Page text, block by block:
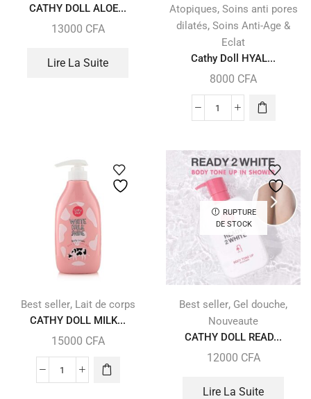
CATHY DOLL ALOE...
13000 CFA
Lire La Suite
Atopiques, Soins anti pores
dilatés, Soins Anti-Age &
Eclat
Cathy Doll HYAL...
8000 CFA
Best seller, Lait de corps
CATHY DOLL MILK...
15000 CFA
RUPTURE
DE STOCK
Best seller, Gel douche,
Nouveaute
CATHY DOLL READ...
12000 CFA
Lire La Suite